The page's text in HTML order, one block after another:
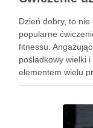
Dzień dobry, to
popularne
fitnessu.
pośladkowy wielki i
elementem wielu
złożoności,